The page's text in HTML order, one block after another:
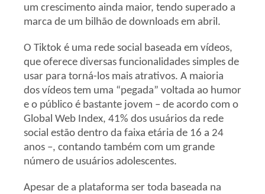
um crescimento ainda maior, tendo superado a
marca de um bilhão de downloads em abril.
O Tiktok é uma rede social baseada em vídeos,
que oferece diversas funcionalidades simples de
usar para torná-los mais atrativos. A maioria
dos vídeos tem uma “pegada” voltada ao humor
e o público é bastante jovem – de acordo com o
Global Web Index, 41% dos usuários da rede
social estão dentro da faixa etária de 16 a 24
anos –, contando também com um grande
número de usuários adolescentes.
Apesar de a plataforma ser toda baseada na